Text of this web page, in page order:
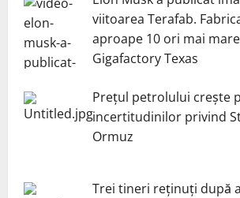
viitoarea Terafab.
aproape 10 ori mai
Gigafactory Texas
Prețul petrolului crește
incertitudinilor privind
Ormuz
Trei tineri reținuți după